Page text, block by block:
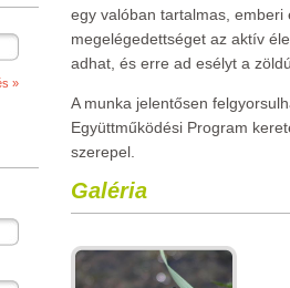
egy valóban tartalmas,
megelégedettséget az aktív
adhat, és erre ad esélyt a
A munka jelentősen
Együttműködési Program
szerepel.
Galéria